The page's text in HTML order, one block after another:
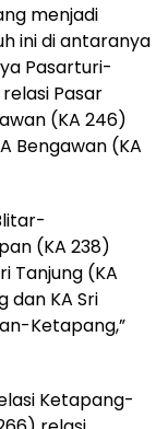
menjadi
ini di antaranya
Pasarturi-
Pasar
(KA 246)
Bengawan (KA
(KA 238)
Tanjung (KA
dan KA Sri
Ketapang,”
Ketapang-